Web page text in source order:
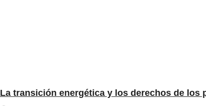
La transición energética y los derechos de los